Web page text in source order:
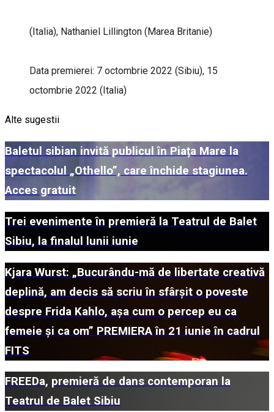
(Italia), Nathaniel Lillington (Marea Britanie)
Data premierei: 7 octombrie 2022 (Sibiu), 15
octombrie 2022 (Italia)
Alte sugestii
Baletul sibian invită publicul în Piața Mare la
spectacolul „Othello”, care închide stagiunea.
Acces gratuit
Trei evenimente în premieră la Teatrul de Balet
Sibiu, la finalul lunii iunie
Kjara Wurst: „Bucurându-mă de libertate creativă
deplină, am decis să scriu în sfârșit o poveste
despre Frida Kahlo, așa cum o percep eu ca
femeie și ca om” PREMIERA în 21 iunie în cadrul
FITS
FREEDa, premieră de dans contemporan la
Teatrul de Balet Sibiu